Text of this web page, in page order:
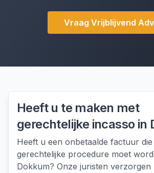
Vraag Vrijblijvend
Heeft u te maken met
gerechtelijke incasso in
Heeft u een onbetaalde factuur die
gerechtelijke procedure moet
Dokkum? Onze juristen verzorgen